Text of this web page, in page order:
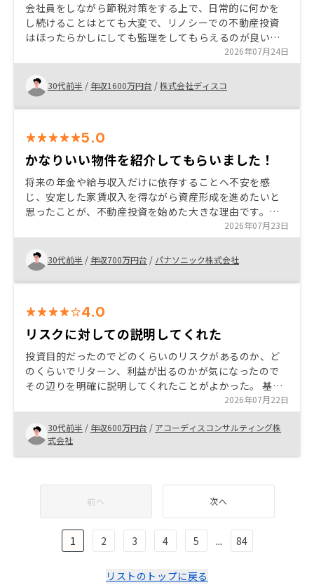
会社員をしながら節税対策をする上で、日常的に何かを
し続けることはとても大変で、リノシーでの不動産投資
はほったらかしにしても監理をしてもらえるのが良いと
思った。物件は複数かつ分散して持つことで災害などの
リスクも考慮している。
2026年07月24日
30代前半 / 年収1600万円台 /株式会社ディスコ
5.0
かなりいい物件を紹介してもらいました！
将来の年金や給与収入だけに依存することへ不安を感
じ、安定した家賃収入を得ながら資産形成を進めたいと
思ったことが、不動産投資を始めた大きな理由です。ま
た、インフレ対策や節税効果も期待でき、自分の努力次
第で資産を拡大できる点に魅力を感じました。
2026年07月23日
30代前半 / 年収700万円台 / パナソニック株式会社
4.0
リスクに対しての説明してくれた
投資目的だったのでどのくらいのリスクがあるのか、ど
のくらいでリターン、利益が出るのかが気になったので
その辺りを明確に説明してくれたことがよかった。 基本
的には長期投資なので、そのあたりを考慮して少額では
じめられるのがよいと思う。
2026年07月22日
30代前半 / 年収600万円台 / アコーディスコンサルティング株
式会社
前へ 次へ
1 2 3 4 5 ... 84
リストのトップに戻る